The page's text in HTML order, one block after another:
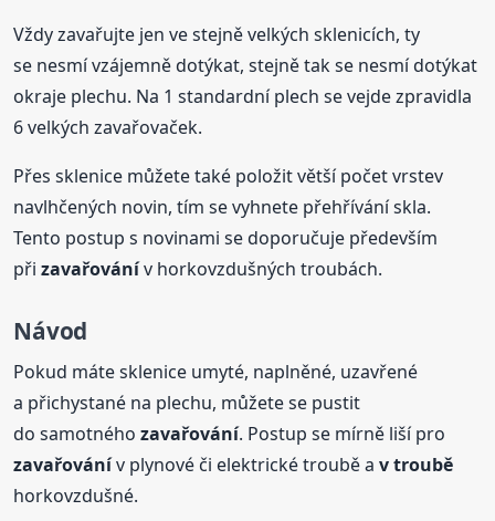
Vždy zavařujte jen ve stejně velkých sklenicích, ty
se nesmí vzájemně dotýkat, stejně tak se nesmí dotýkat
okraje plechu. Na 1 standardní plech se vejde zpravidla
6 velkých zavařovaček.
Přes sklenice můžete také položit větší počet vrstev
navlhčených novin, tím se vyhnete přehřívání skla.
Tento postup s novinami se doporučuje především
přizavařovánív horkovzdušných troubách.
Návod
Pokud máte sklenice umyté, naplněné, uzavřené
a přichystané na plechu, můžete se pustit
do samotnéhozavařování. Postup se mírně liší pro
zavařovánív plynové či elektrické troubě av troubě
horkovzdušné.